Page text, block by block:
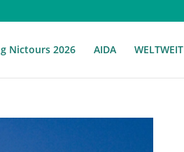
Nictours 2026 AIDA WELTWEIT